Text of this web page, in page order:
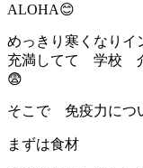
ALOHA😊
めっきり寒くなり
充満してて 学校
😨
そこで 免疫力につ
まずは食材